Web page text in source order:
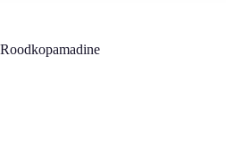
Roodkopamadine